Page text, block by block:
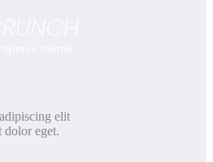
elit
dolor eget.